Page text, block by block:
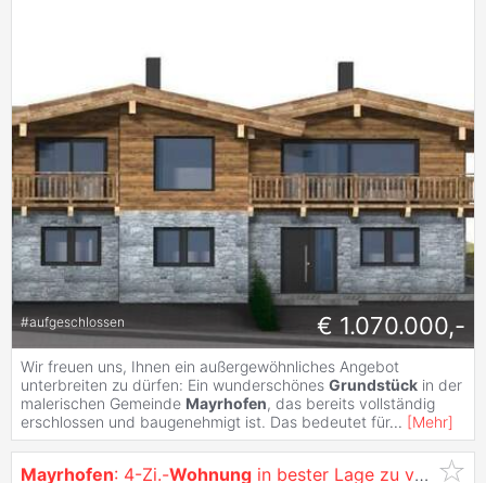
#aufgeschlossen € 1.070.000,-
Wir freuen uns, Ihnen ein außergewöhnliches Angebot
unterbreiten zu dürfen: Ein wunderschönes Grundstück in der
malerischen Gemeinde Mayrhofen, das bereits vollständig
erschlossen und baugenehmigt ist. Das bedeutet für... [Mehr]
Mayrhofen: 4-Zi.-Wohnung in bester Lage zu verkaufen!